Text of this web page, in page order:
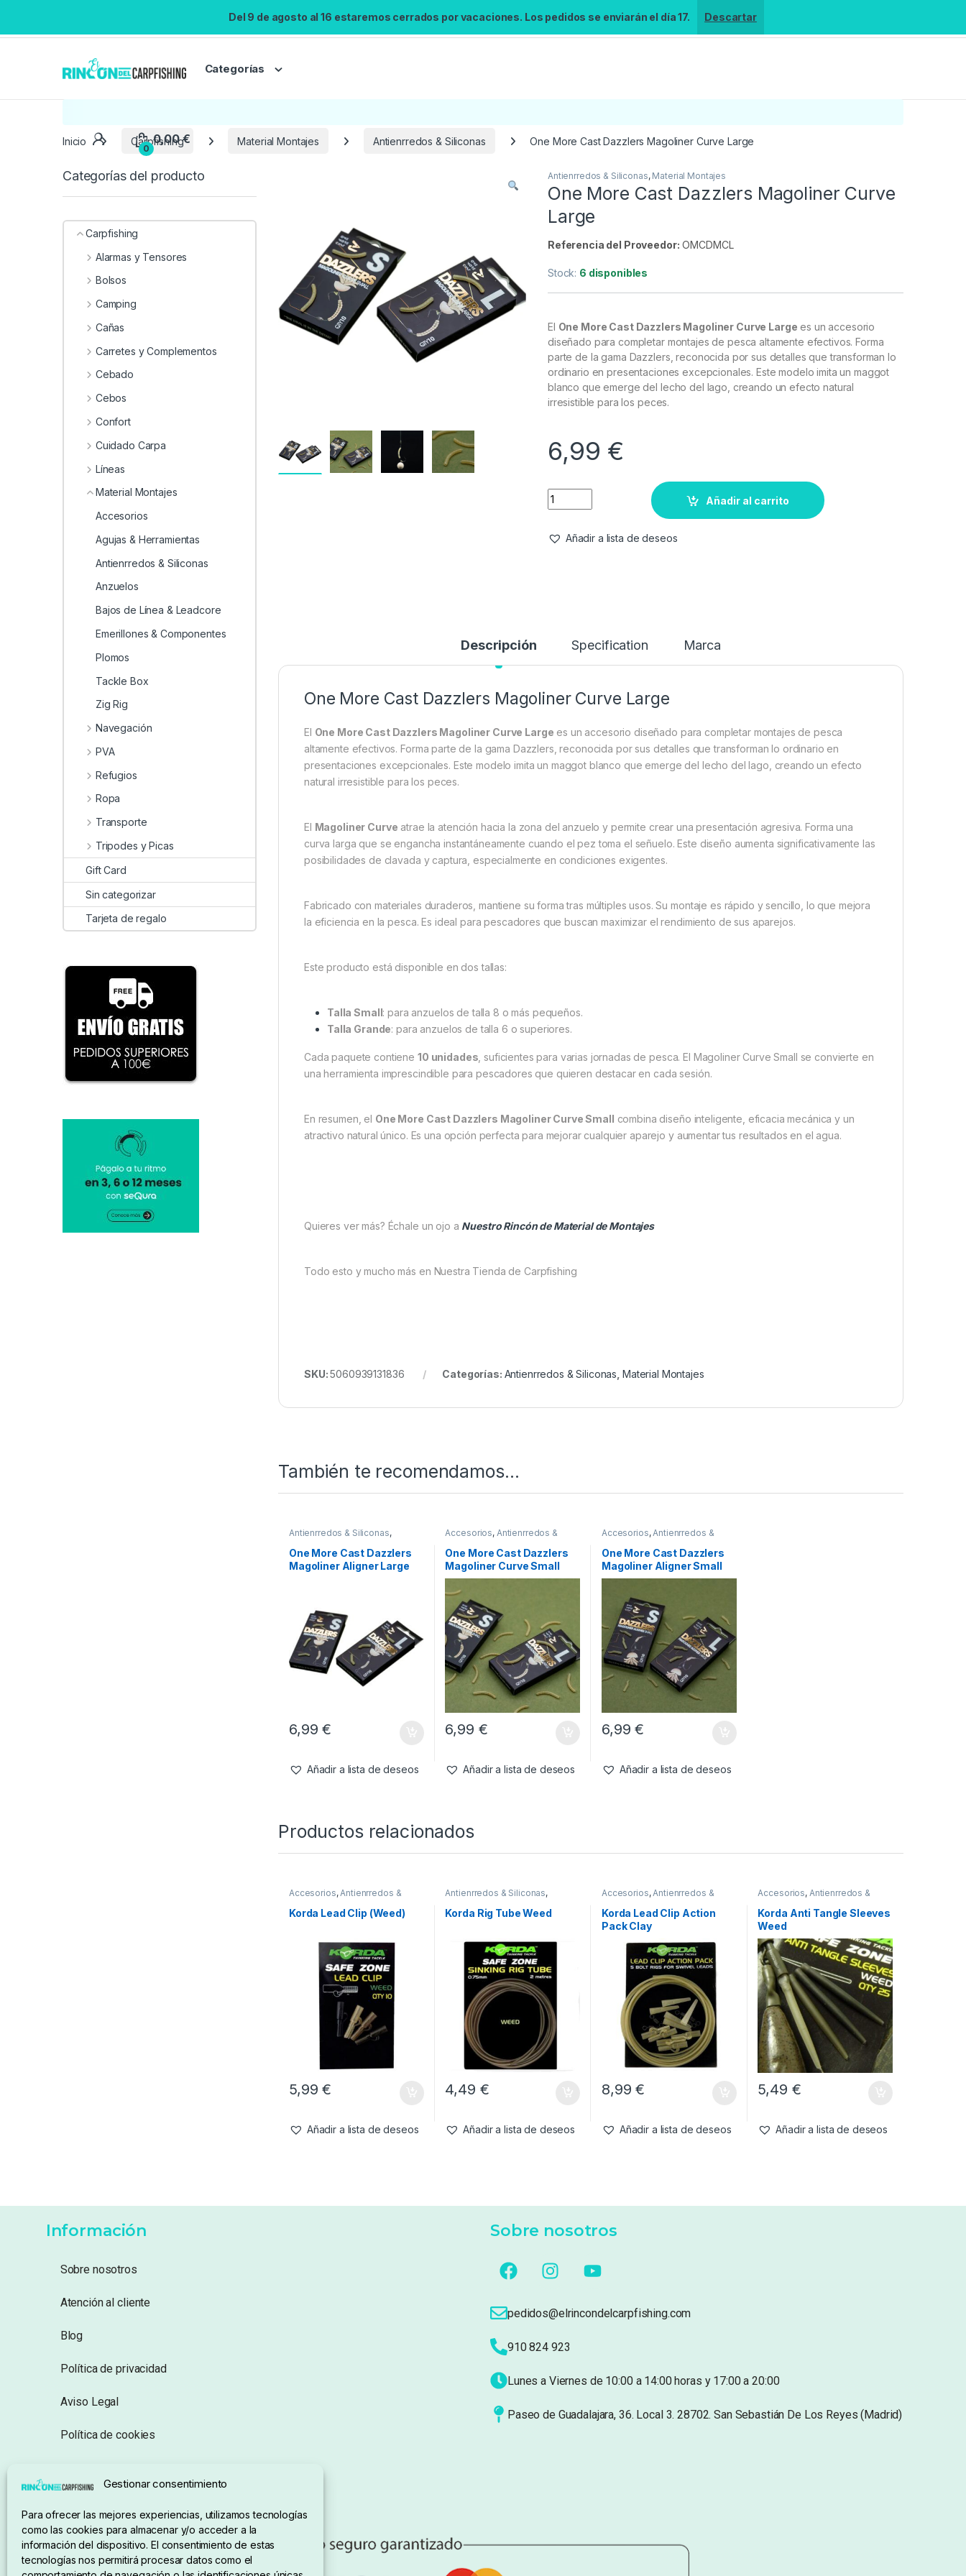
Gestionar consentimiento
Para ofrecer las mejores experiencias, utilizamos tecnologías
como las cookies para almacenar y/o acceder a la
información del dispositivo. El consentimiento de estas
tecnologías nos permitirá procesar datos como el
Del 9 de agosto al 16 estaremos cerrados por vacaciones. Los pedidos se enviarán el día 17. Descartar
Categorías
Búsqueda no disponible
No se pudo cargar el widget de búsqueda.
Inicio Carpfishing Material Montajes Antienrredos & Siliconas One More Cast Dazzlers Magoliner Curve Large
Antienrredos & Siliconas, Material Montajes
One More Cast Dazzlers Magoliner Curve
Large
Referencia del Proveedor: OMCDMCL
Stock: 6 disponibles
El One More Cast Dazzlers Magoliner Curve Large es un accesorio
diseñado para completar montajes de pesca altamente efectivos. Forma
parte de la gama Dazzlers, reconocida por sus detalles que transforman lo
ordinario en presentaciones excepcionales. Este modelo imita un maggot
blanco que emerge del lecho del lago, creando un efecto natural
irresistible para los peces.
6,99 €
Añadir al carrito
Añadir a lista de deseos
Descripción Specification Marca
One More Cast Dazzlers Magoliner Curve Large
El One More Cast Dazzlers Magoliner Curve Large es un accesorio diseñado para completar montajes de pesca
altamente efectivos. Forma parte de la gama Dazzlers, reconocida por sus detalles que transforman lo ordinario en
presentaciones excepcionales. Este modelo imita un maggot blanco que emerge del lecho del lago, creando un efecto
natural irresistible para los peces.
El Magoliner Curve atrae la atención hacia la zona del anzuelo y permite crear una presentación agresiva. Forma una
curva larga que se engancha instantáneamente cuando el pez toma el señuelo. Este diseño aumenta significativamente las
posibilidades de clavada y captura, especialmente en condiciones exigentes.
Fabricado con materiales duraderos, mantiene su forma tras múltiples usos. Su montaje es rápido y sencillo, lo que mejora
la eficiencia en la pesca. Es ideal para pescadores que buscan maximizar el rendimiento de sus aparejos.
Este producto está disponible en dos tallas:
Talla Small: para anzuelos de talla 8 o más pequeños.
Talla Grande: para anzuelos de talla 6 o superiores.
Cada paquete contiene 10 unidades , suficientes para varias jornadas de pesca. El Magoliner Curve Small se convierte en
una herramienta imprescindible para pescadores que quieren destacar en cada sesión.
En resumen, el One More Cast Dazzlers Magoliner Curve Small combina diseño inteligente, eficacia mecánica y un
atractivo natural único. Es una opción perfecta para mejorar cualquier aparejo y aumentar tus resultados en el agua.
Quieres ver más? Échale un ojo a Nuestro Rincón de Material de Montajes
Todo esto y mucho más en Nuestra Tienda de Carpfishing
SKU:5060939131836 Categorías: Antienrredos & Siliconas Material Montajes
También te recomendamos…
Antienrredos & Siliconas,
One More Cast Dazzlers
Magoliner Aligner Large
6,99€
Añadir a lista de deseos
Accesorios, Antienrredos &
One More Cast Dazzlers
Magoliner Curve Small
6,99 €
Añadir a lista de deseos
Accesorios,Antienrredos &
One More Cast Dazzlers
Magoliner Aligner Small
6,99€
Añadir a lista de deseos
Productos relacionados
Accesorios,Antienrredos &
Korda Lead Clip (Weed)
5,99€
Añadir a lista de deseos
Antienrredos & Siliconas,
Korda Rig Tube Weed
4,49 €
Añadir a lista de deseos
Accesorios,Antienrredos &
Korda Lead Clip Action
Pack Clay
8,99€
Añadir a lista de deseos
Accesorios, Antienrredos &
Korda Anti Tangle Sleeves
Weed
5,49 €
Añadir a lista de deseos
Categorías del producto
Carpfishing
Alarmas y Tensores
Bolsos
Camping
Cañas
Carretes y Complementos
Cebado
Cebos
Confort
Cuidado Carpa
Líneas
Material Montajes
Accesorios
Agujas & Herramientas
Antienrredos & Siliconas
Anzuelos
Bajos de Línea & Leadcore
Emerillones & Componentes
Plomos
Tackle Box
Zig Rig
Navegación
PVA
Refugios
Ropa
Transporte
Tripodes y Picas
Gift Card
Sin categorizar
Tarjeta de regalo
Información
Sobre nosotros
Atención al cliente
Blog
Política de privacidad
Aviso Legal
Política de cookies
Condiciones de compra
Sobre nosotros
pedidos@elrincondelcarpfishing.com
910 824 923
Lunes a Viernes de 10:00 a 14:00 horas y 17:00 a 20:00
Paseo de Guadalajara, 36. Local 3. 28702. San Sebastián De Los Reyes (Madrid)